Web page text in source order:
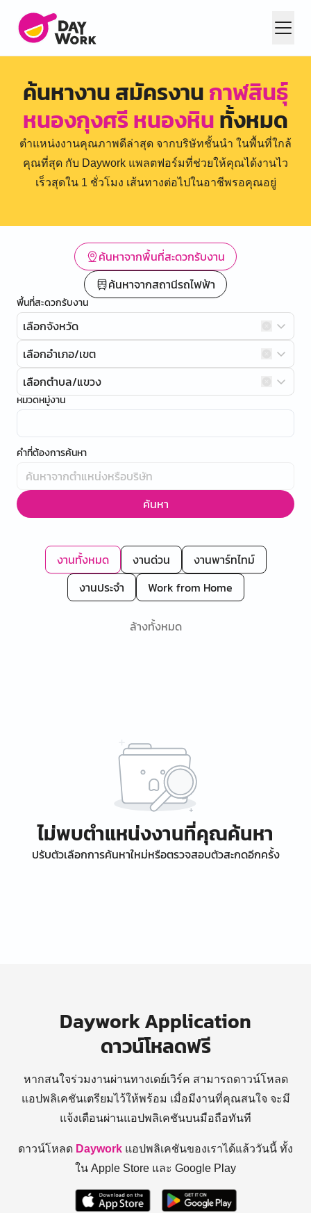
ค้นหางาน สมัครงานกาฬสินธุ์
หนองกุงศรี หนองหินทั้งหมด
ตำแหน่งงานคุณภาพดีล่าสุด จากบริษัทชั้นนำ ในพื้นที่ใกล้
คุณที่สุด กับ Daywork แพลตฟอร์มที่ช่วยให้คุณได้งานไว
เร็วสุดใน 1 ชั่วโมง เส้นทางต่อไปในอาชีพรอคุณอยู่
ค้นหาจากพื้นที่สะดวกรับงาน
ค้นหาจากสถานีรถไฟฟ้า
พื้นที่สะดวกรับงาน
เลือกจังหวัด
เลือกอำเภอ/เขต
เลือกตำบล/แขวง
หมวดหมู่งาน
คำที่ต้องการค้นหา
ค้นหา
งานทั้งหมด งานด่วน
งานพาร์ทไทม์
งานประจำ
Work from Home
ล้างทั้งหมด
ไม่พบตำแหน่งงานที่คุณค้นหา
ปรับตัวเลือกการค้นหาใหม่หรือตรวจสอบตัวสะกดอีกครั้ง
Daywork Application
ดาวน์โหลดฟรี
หากสนใจร่วมงานผ่านทางเดย์เวิร์ค สามารถดาวน์โหลด
แอปพลิเคชันเตรียมไว้ให้พร้อม เมื่อมีงานที่คุณสนใจ จะมี
แจ้งเตือนผ่านแอปพลิเคชันบนมือถือทันที
ดาวน์โหลด Daywork แอปพลิเคชันของเราได้แล้ววันนี้ ทั้ง
ใน Apple Store และ Google Play